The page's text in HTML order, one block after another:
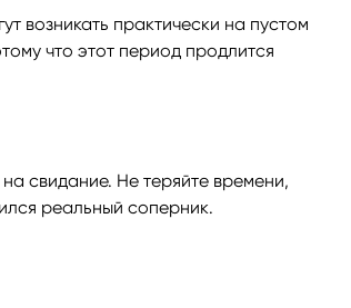
возникать практически на пустом
что этот период продлится
свидание. Не теряйте времени,
реальный соперник.